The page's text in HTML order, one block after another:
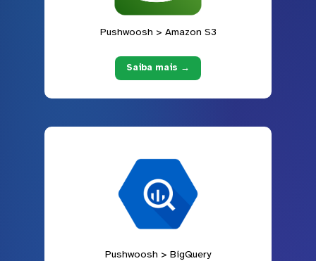
Pushwoosh > Amazon S3
Saiba mais →
Pushwoosh > BigQuery